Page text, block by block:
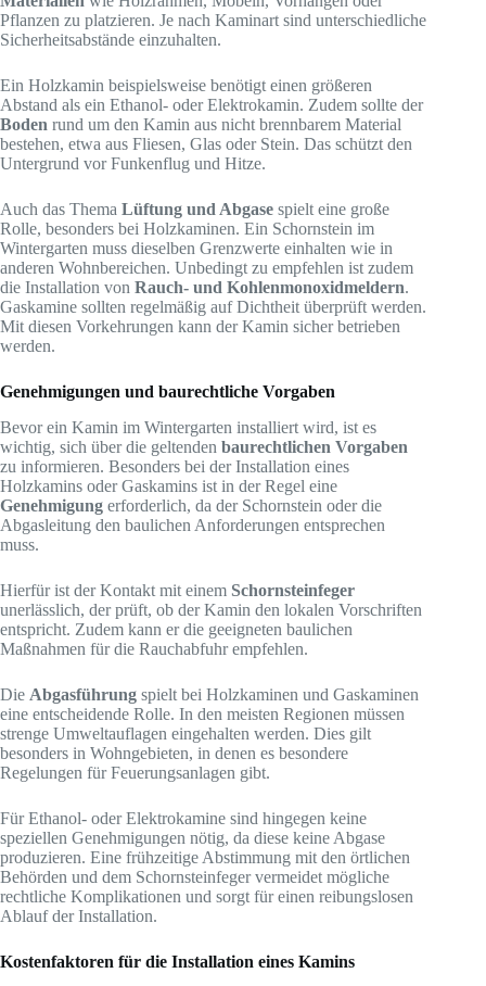
Pflanzen zu platzieren. Je nach Kaminart sind unterschiedliche
Sicherheitsabstände einzuhalten.
Ein Holzkamin beispielsweise benötigt einen größeren
Abstand als ein Ethanol- oder Elektrokamin. Zudem sollte der
Boden rund um den Kamin aus nicht brennbarem Material
bestehen, etwa aus Fliesen, Glas oder Stein. Das schützt den
Untergrund vor Funkenflug und Hitze.
Auch das Thema Lüftung und Abgase spielt eine große
Rolle, besonders bei Holzkaminen. Ein Schornstein im
Wintergarten muss dieselben Grenzwerte einhalten wie in
anderen Wohnbereichen. Unbedingt zu empfehlen ist zudem
die Installation von Rauch- und Kohlenmonoxidmeldern.
Gaskamine sollten regelmäßig auf Dichtheit überprüft werden.
Mit diesen Vorkehrungen kann der Kamin sicher betrieben
werden.
Genehmigungen und baurechtliche Vorgaben
Bevor ein Kamin im Wintergarten installiert wird, ist es
wichtig, sich über die geltenden baurechtlichen Vorgaben
zu informieren. Besonders bei der Installation eines
Holzkamins oder Gaskamins ist in der Regel eine
Genehmigung erforderlich, da der Schornstein oder die
Abgasleitung den baulichen Anforderungen entsprechen
muss.
Hierfür ist der Kontakt mit einem Schornsteinfeger
unerlässlich, der prüft, ob der Kamin den lokalen Vorschriften
entspricht. Zudem kann er die geeigneten baulichen
Maßnahmen für die Rauchabfuhr empfehlen.
Die Abgasführung spielt bei Holzkaminen und Gaskaminen
eine entscheidende Rolle. In den meisten Regionen müssen
strenge Umweltauflagen eingehalten werden. Dies gilt
besonders in Wohngebieten, in denen es besondere
Regelungen für Feuerungsanlagen gibt.
Für Ethanol- oder Elektrokamine sind hingegen keine
speziellen Genehmigungen nötig, da diese keine Abgase
produzieren. Eine frühzeitige Abstimmung mit den örtlichen
Behörden und dem Schornsteinfeger vermeidet mögliche
rechtliche Komplikationen und sorgt für einen reibungslosen
Ablauf der Installation.
Kostenfaktoren für die Installation eines Kamins